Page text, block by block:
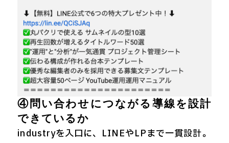
④問い合わせにつながる導線を設計
できているか
industryを入口に、LINEやLPまで一貫設計。